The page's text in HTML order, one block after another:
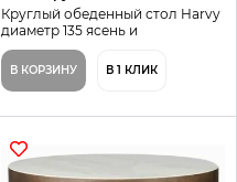
Круглый обеденный стол Harvy
диаметр 135 ясень и
натуральный черный камень
В КОРЗИНУ В 1 КЛИК